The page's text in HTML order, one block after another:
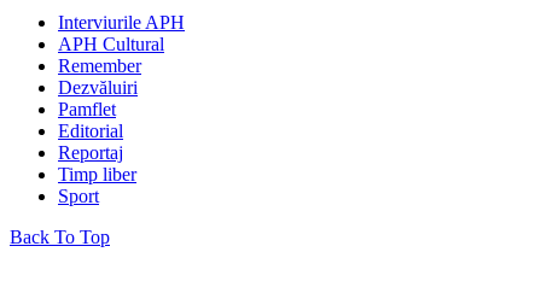
Interviurile APH
APH Cultural
Remember
Dezvăluiri
Pamflet
Editorial
Reportaj
Timp liber
Sport
Back To Top